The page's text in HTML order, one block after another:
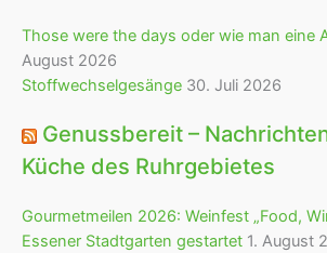
Those were the days oder wie man eine
August 2026
Stoffwechselgesänge 30. Juli 2026
Genussbereit –
Küche des Ruhrgebietes
Gourmetmeilen 2026: Weinfest „Food,
Essener Stadtgarten gestartet 1. August